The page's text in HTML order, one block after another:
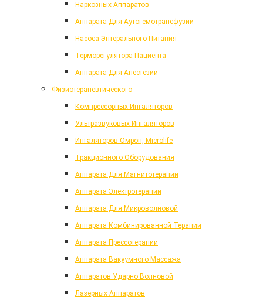
Наркозных Аппаратов
Аппарата Для Аутогемотрансфузии
Насоса Энтерального Питания
Терморегулятора Пациента
Аппарата Для Анестезии
Физиотерапевтического
Компрессорных Ингаляторов
Ультразвуковых Ингаляторов
Ингаляторов Омрон, Microlife
Тракционного Оборудования
Аппарата Для Магнитотерапии
Аппарата Электротерапии
Аппарата Для Микроволновой
Аппарата Комбинированной Терапии
Аппарата Прессотерапии
Аппарата Вакуумного Массажа
Аппаратов Ударно Волновой
Лазерных Аппаратов